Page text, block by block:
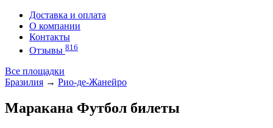
Доставка и оплата
О компании
Контакты
Отзывы 816
Все площадки
Бразилия → Рио-де-Жанейро
Маракана Футбол билеты